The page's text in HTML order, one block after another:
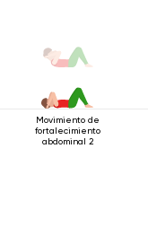
Movimiento de
fortalecimiento
abdominal 2